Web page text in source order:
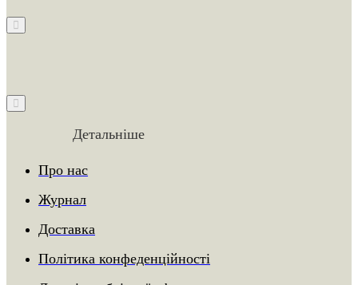
Детальніше
Про нас
Журнал
Доставка
Політика конфеденційності